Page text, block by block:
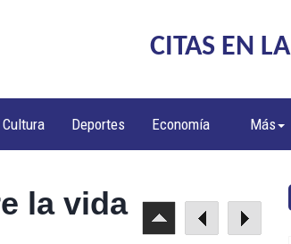
CITAS EN
Cultura Deportes Economía Más
la vida